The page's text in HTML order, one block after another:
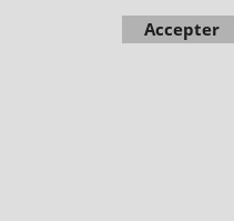
Accepter